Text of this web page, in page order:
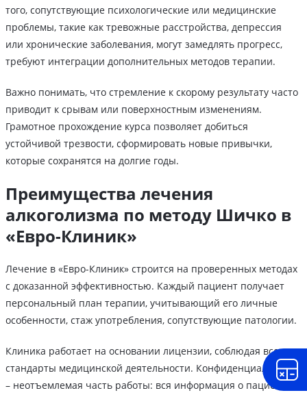
того, сопутствующие психологические или медицинские
проблемы, такие как тревожные расстройства, депрессия
или хронические заболевания, могут замедлять прогресс,
требуют интеграции дополнительных методов терапии.
Важно понимать, что стремление к скорому результату часто
приводит к срывам или поверхностным изменениям.
Грамотное прохождение курса позволяет добиться
устойчивой трезвости, сформировать новые привычки,
которые сохранятся на долгие годы.
Преимущества лечения
алкоголизма по методу Шичко в
«Евро-Клиник»
Лечение в «Евро-Клиник» строится на проверенных методах
с доказанной эффективностью. Каждый пациент получает
персональный план терапии, учитывающий его личные
особенности, стаж употребления, сопутствующие патологии.
Клиника работает на основании лицензии, соблюдая все
стандарты медицинской деятельности. Конфиденциальность
– неотъемлемая часть работы: вся информация о пациенте